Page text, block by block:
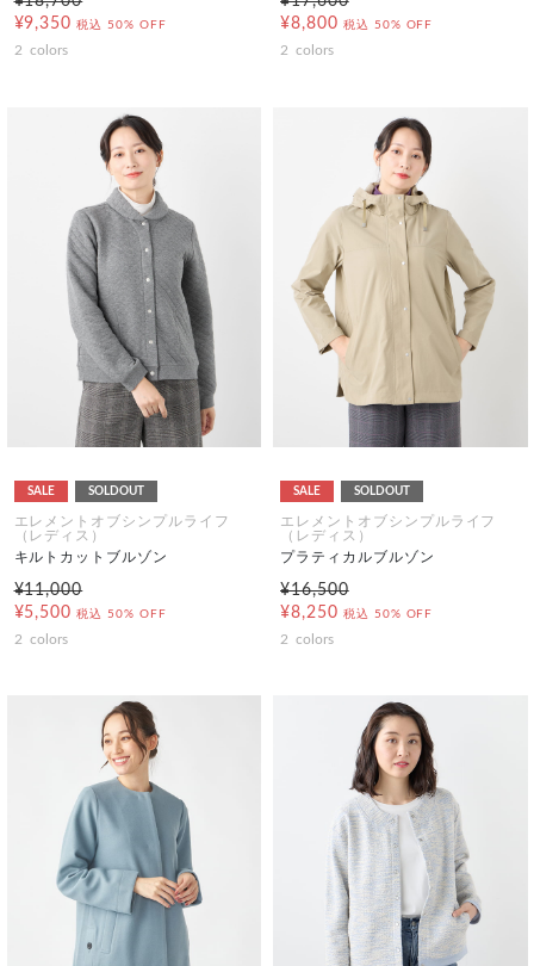
¥9,350 税込 50% OFF
2 colors
¥8,800 税込 50% OFF
2 colors
SALE SOLDOUT
エレメントオブシンプルライフ
（レディス）
キルトカットブルゾン
¥11,000
¥5,500 税込 50% OFF
2 colors
SALE SOLDOUT
エレメントオブシンプルライフ
（レディス）
プラティカルブルゾン
¥16,500
¥8,250 税込 50% OFF
2 colors